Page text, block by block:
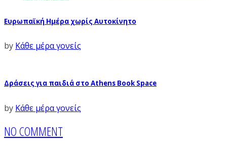
Ευρωπαϊκή Ημέρα χωρίς Αυτοκίνητο
by Κάθε μέρα γονείς
Δράσεις για παιδιά στο Athens Book Space
by Κάθε μέρα γονείς
NO COMMENT